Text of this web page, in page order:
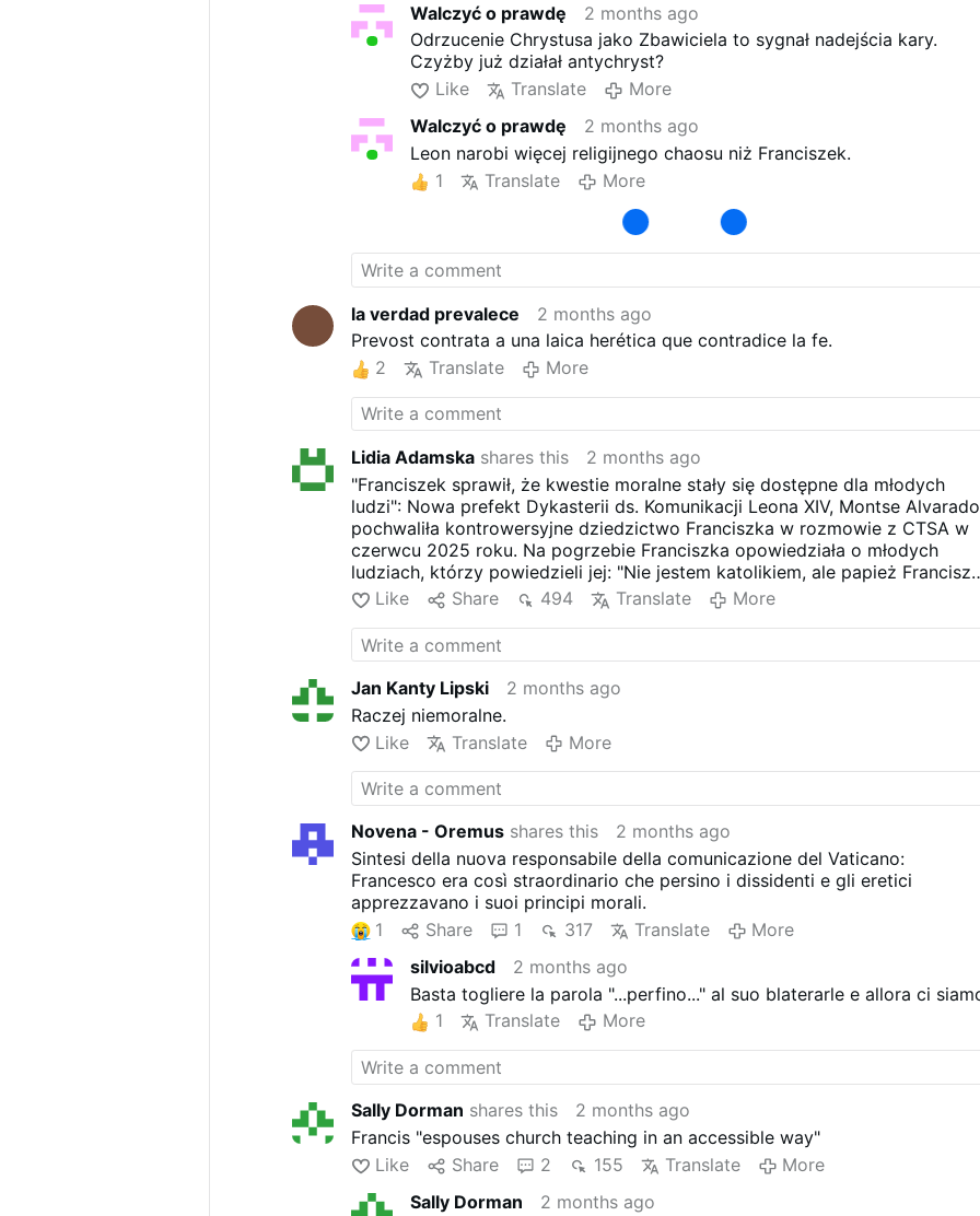
Walczyć o prawdę
2 months ago
Odrzucenie Chrystusa jako Zbawiciela to sygnał nadejścia kary.
Czyżby już działał antychryst?
Like
Translate
More
Walczyć o prawdę
2 months ago
Leon narobi więcej religijnego chaosu niż Franciszek.
1
Translate More
la verdad prevalece
2 months ago
Prevost contrata a una laica herética que contradice la fe.
2
Translate More
Lidia Adamska shares this
2 months ago
"Franciszek sprawił, że kwestie moralne stały się dostępne dla młodych
ludzi": Nowa prefekt Dykasterii ds. Komunikacji Leona XIV, Montse
pochwaliła kontrowersyjne dziedzictwo Franciszka w rozmowie z CTSA w
czerwcu 2025 roku. Na pogrzebie Franciszka opowiedziała o młodych
ludziach, którzy powiedzieli jej: "Nie jestem katolikiem, ale papież
był moim pasterzem" i "Odszedłem od wiary dawno temu, ale jestem tu dla
niego". Według Alvarado, postrzegali oni Franciszka jako przewodnika po
"wielkich, trudnych kwestiach", w tym kwestiach moralnych, oraz jako
kogoś, kto "w przystępny sposób opowiada się za nauczaniem Kościoła".
Like Share 494 Translate More
Jan Kanty Lipski
2 months ago
Raczej niemoralne.
Like
Translate More
Novena - Oremus shares this
2 months ago
Sintesi della nuova responsabile della comunicazione del Vaticano:
Francesco era così straordinario che persino i dissidenti e gli eretici
apprezzavano i suoi principi morali.
1
Share 1 317 Translate
More
silvioabcd
2 months ago
Basta togliere la parola "...perfino..." al suo blaterarle e allora ci
1
Translate More
Sally Dorman shares this
2 months ago
Francis "espouses church teaching in an accessible way"
Like
Share 2 155 Translate
More
Sally Dorman
2 months ago